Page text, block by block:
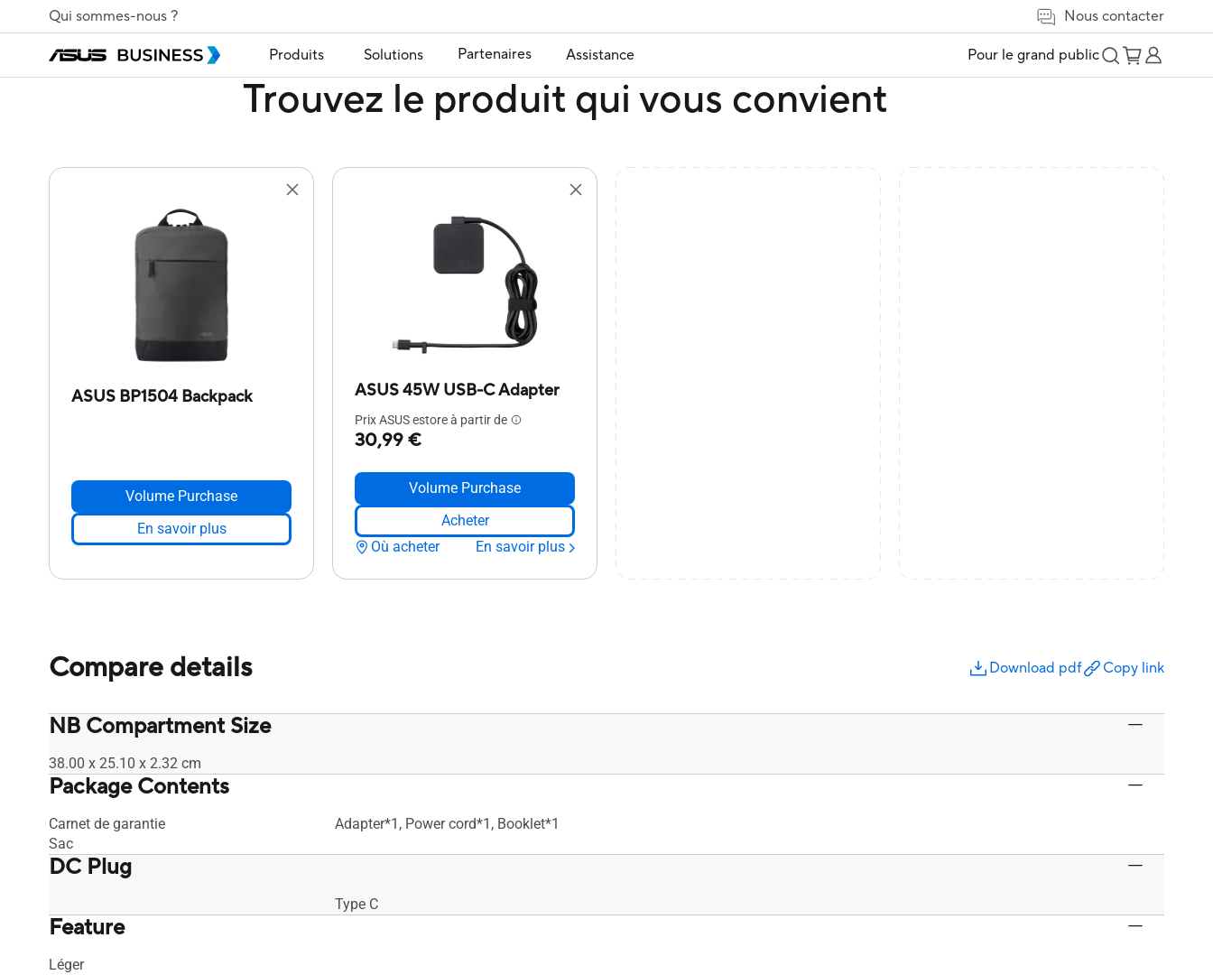
Qui sommes-nous ? Nous contacter
Produits Solutions Partenaires Assistance Pour le grand public
Trouvez le produit qui vous convient
ASUS BP1504 Backpack
Volume Purchase
En savoir plus
ASUS 45W USB-C Adapter
Prix ASUS estore à partir de
30,99 €
Volume Purchase
Acheter
Où acheter
En savoir plus
Compare details Download pdf Copy link
NB Compartment Size
38.00 x 25.10 x 2.32 cm
Package Contents
Carnet de garantie
Sac
Adapter*1, Power cord*1, Booklet*1
DC Plug
Type C
Feature
Léger